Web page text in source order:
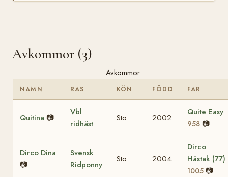
Avkommor (3)
Avkommor
NAMN RAS KÖN FÖDD FAR
Quitina 📷
Vbl
ridhäst
Sto 2002
Quite Easy
958 📷
Dirco Dina
📷
Svensk
Ridponny
Sto 2004
Dirco
Hästak (77)
1005 📷